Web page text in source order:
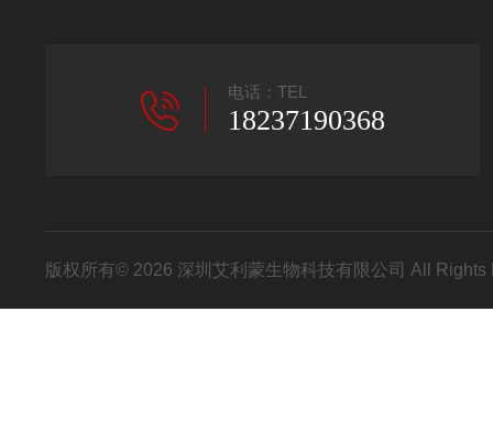
电话：TEL
18237190368
版权所有© 2026 深圳艾利蒙生物科技有限公司 All